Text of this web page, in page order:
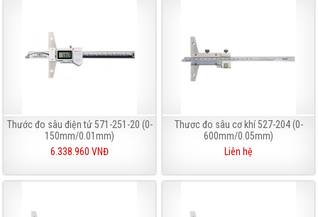
Thước đo sâu điện tử 571-251-20 (0-
150mm/0.01mm)
6.338.960 VNĐ
Thươc đo sâu cơ khí 527-204 (0-
600mm/0.05mm)
Liên hệ